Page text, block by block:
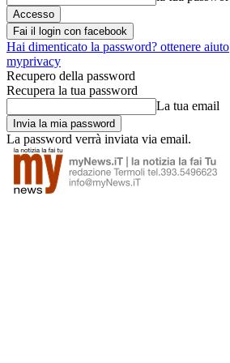
Fai il login con facebook
Hai dimenticato la password? ottenere aiuto
myprivacy
Recupero della password
Recupera la tua password
La tua email
La password verrà inviata via email.